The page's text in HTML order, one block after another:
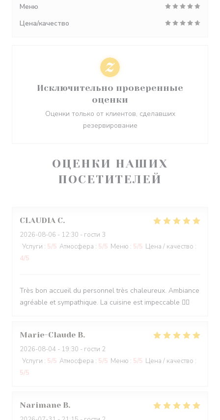
ОЦЕНКИ НАШИХ
ПОСЕТИТЕЛЕЙ
CLAUDIA C
2026-08-06 - 12:30 - гости 3
Услуги : 5/5 Атмосфера : 5/5 Меню : 5/5 Цена / качество :
4/5
Très bon accueil du personnel très chaleureux. Ambiance
agréable et sympathique. La cuisine est impeccable 👌🏽
Marie-Claude B
2026-08-04 - 19:30 - гости 2
Услуги : 5/5 Атмосфера : 5/5 Меню : 5/5 Цена / качество :
5/5
Narimane B
Меню
Цена/качество
Исключительно проверенные
оценки
Оценки только от клиентов, сделавших
резервирование